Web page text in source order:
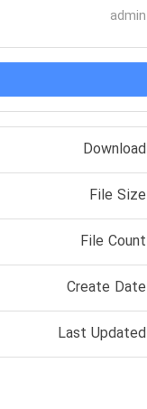
admin
Download
File Size
File Count
Create Date
Last Updated